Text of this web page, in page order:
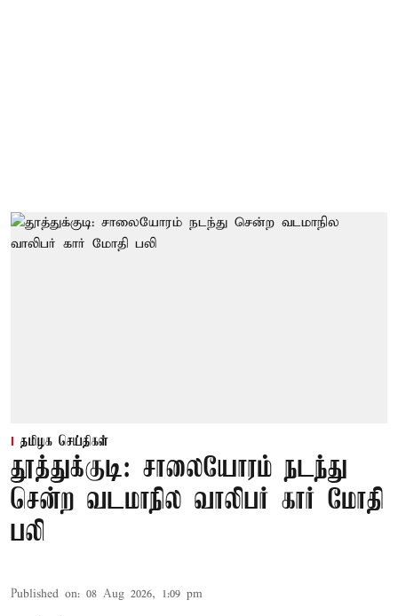
தமிழக செய்திகள்
தூத்துக்குடி: சாலையோரம் நடந்து
சென்ற வடமாநில வாலிபர் கார் மோதி
பலி
Published on: 08 Aug 2026, 1:09 pm